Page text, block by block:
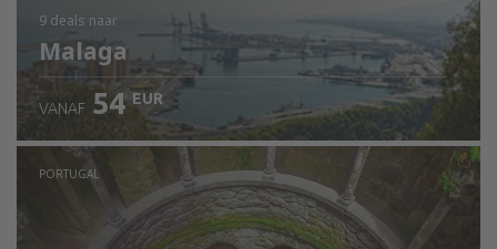
9 deals naar
Malaga
VANAF 54 EUR
PORTUGAL